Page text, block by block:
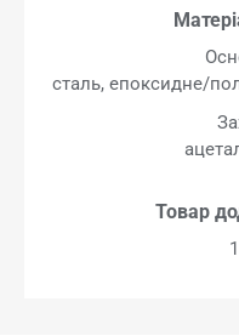
сталь, епоксидне/
Товар